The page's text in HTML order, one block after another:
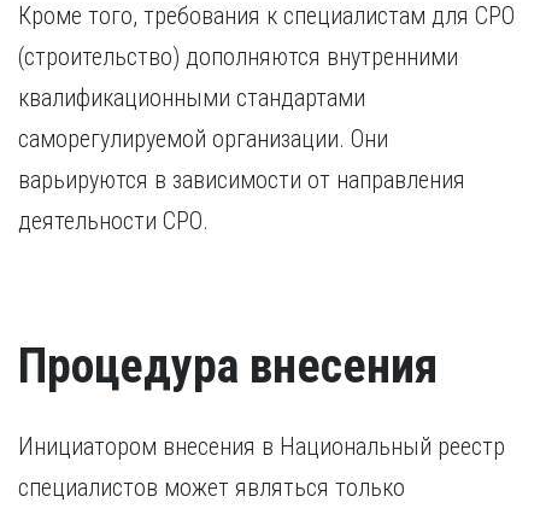
Кроме того, требования к специалистам для СРО
(строительство) дополняются внутренними
квалификационными стандартами
саморегулируемой организации. Они
варьируются в зависимости от направления
деятельности СРО.
Процедура внесения
Инициатором внесения в Национальный реестр
специалистов может являться только